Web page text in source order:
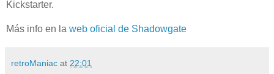
Kickstarter.
Más info en la web oficial de Shadowgate
retroManiac at 22:01